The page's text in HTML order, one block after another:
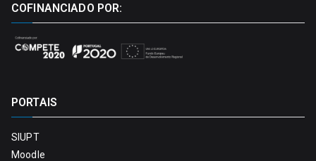
COFINANCIADO POR:
PORTAIS
SIUPT
Moodle